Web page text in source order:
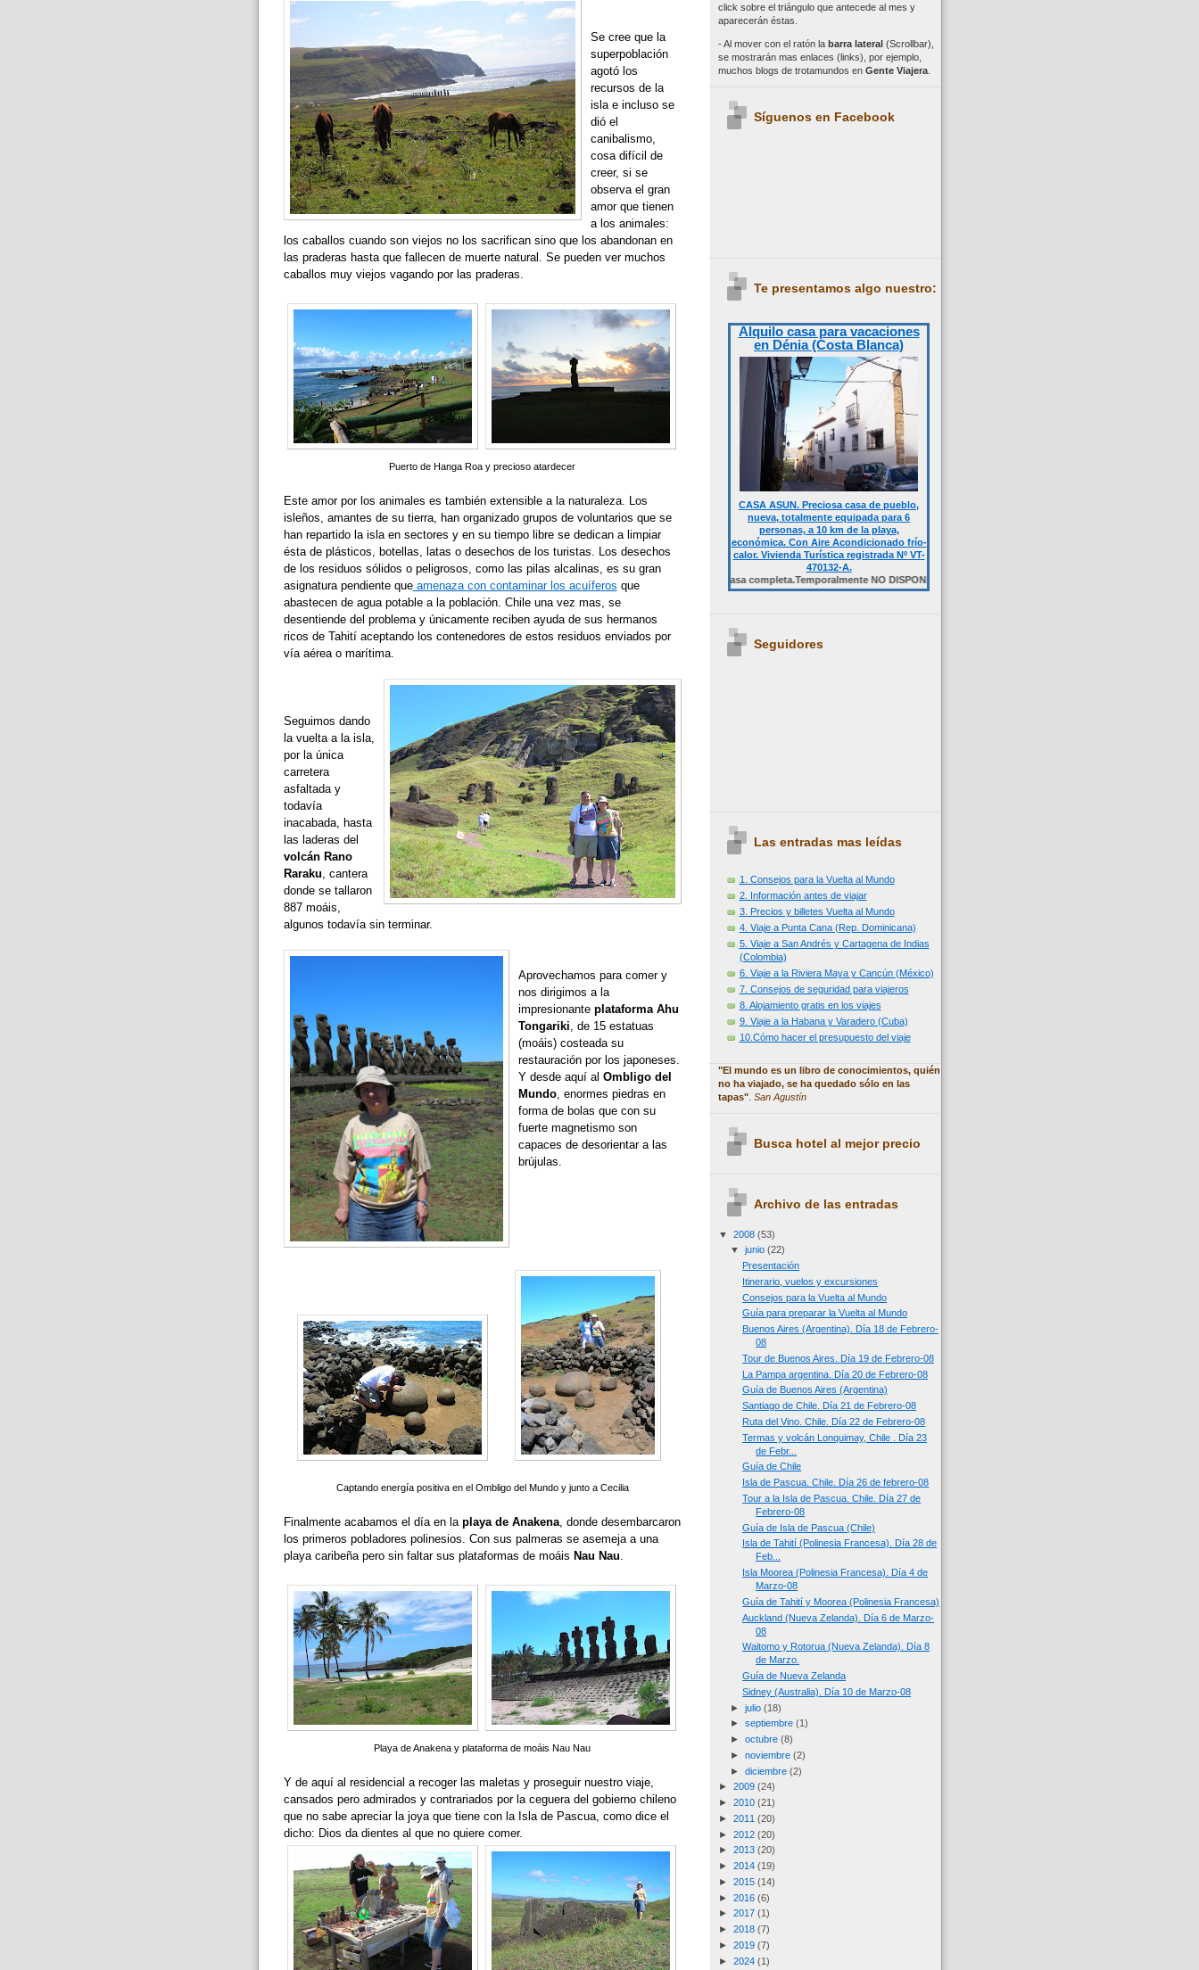
Se cree que la
superpoblación
agotó los
recursos de la
isla e incluso se
dió el
canibalismo,
cosa difícil de
creer, si se
observa el gran
amor que tienen
a los animales:
los caballos cuando son viejos no los sacrifican sino que los abandonan en
las praderas hasta que fallecen de muerte natural. Se pueden ver muchos
caballos muy viejos vagando por las praderas.
Puerto de Hanga Roa y precioso atardecer
Este amor por los animales es también extensible a la naturaleza. Los
isleños, amantes de su tierra, han organizado grupos de voluntarios que se
han repartido la isla en sectores y en su tiempo libre se dedican a limpiar
ésta de plásticos, botellas, latas o desechos de los turistas. Los desechos
de los residuos sólidos o peligrosos, como las pilas alcalinas, es su gran
asignatura pendiente queamenaza con contaminar los acuíferos que
abastecen de agua potable a la población. Chile una vez mas, se
desentiende del problema y únicamente reciben ayuda de sus hermanos
ricos de Tahití aceptando los contenedores de estos residuos enviados por
vía aérea o marítima.
Seguimos dando
la vuelta a la isla,
por la única
carretera
asfaltada y
todavía
inacabada, hasta
las laderas del
volcán Rano
Raraku , cantera
donde se tallaron
887 moáis,
algunos todavía sin terminar.
Aprovechamos para comer y
nos dirigimos a la
impresionante plataforma Ahu
Tongariki , de 15 estatuas
(moáis) costeada su
restauración por los japoneses.
Y desde aquí al Ombligo del
Mundo, enormes piedras en
forma de bolas que con su
fuerte magnetismo son
capaces de desorientar a las
brújulas.
Captando energía positiva en el Ombligo del Mundo y junto a Cecilia
Finalmente acabamos el día en laplaya de Anakena, donde desembarcaron
los primeros pobladores polinesios. Con sus palmeras se asemeja a una
playa caribeña pero sin faltar sus plataformas de moáis Nau Nau
Playa de Anakena y plataforma de moáis Nau Nau
Y de aquí al residencial a recoger las maletas y proseguir nuestro viaje,
cansados pero admirados y contrariados por la ceguera del gobierno chileno
que no sabe apreciar la joya que tiene con la Isla de Pascua, como dice el
dicho: Dios da dientes al que no quiere comer.
click sobre el triángulo que antecede al mes y
aparecerán éstas.
- Al mover con el ratón la barra lateral(Scrollbar),
se mostrarán mas enlaces (links), por ejemplo,
muchos blogs de trotamundos en Gente Viajera.
Síguenos en Facebook
Te presentamos algo nuestro:
Alquilo casa para vacaciones
en Dénia (Costa Blanca)
CASA ASUN. Preciosa casa de pueblo,
nueva, totalmente equipada para 6
personas, a 10 km de la playa,
económica. Con Aire Acondicionado frío-
calor. Vivienda Turística registrada Nº VT-
470132-A.
Desde 700 € quincena casa completa.Temporalmente NO DISPONIBLE. Haga click sobre la foto.
Seguidores
Las entradas mas leídas
1. Consejos para la Vuelta al Mundo
2. Información antes de viajar
3. Precios y billetes Vuelta al Mundo
4. Viaje a Punta Cana (Rep. Dominicana)
5. Viaje a San Andrés y Cartagena de Indias
(Colombia)
6. Viaje a la Riviera Maya y Cancún (México)
7. Consejos de seguridad para viajeros
8. Alojamiento gratis en los viajes
9. Viaje a la Habana y Varadero (Cuba)
10.Cómo hacer el presupuesto del viaje
"El mundo es un libro de conocimientos, quién
no ha viajado, se ha quedado sólo en las
tapas". San Agustín
Busca hotel al mejor precio
Archivo de las entradas
▼ 2008 (53)
▼ junio (22)
Presentación
Itinerario, vuelos y excursiones
Consejos para la Vuelta al Mundo
Guía para preparar la Vuelta al Mundo
Buenos Aires (Argentina). Día 18 de Febrero-
08
Tour de Buenos Aires. Día 19 de Febrero-08
La Pampa argentina. Día 20 de Febrero-08
Guía de Buenos Aires (Argentina)
Santiago de Chile. Día 21 de Febrero-08
Ruta del Vino. Chile. Día 22 de Febrero-08
Termas y volcán Lonquimay, Chile . Día 23
de Febr...
Guía de Chile
Isla de Pascua. Chile. Día 26 de febrero-08
Tour a la Isla de Pascua. Chile. Día 27 de
Febrero-08
Guía de Isla de Pascua (Chile)
Isla de Tahití (Polinesia Francesa). Día 28 de
Feb...
Isla Moorea (Polinesia Francesa). Día 4 de
Marzo-08
Guía de Tahití y Moorea (Polinesia Francesa)
Auckland (Nueva Zelanda). Día 6 de Marzo-
08
Waitomo y Rotorua (Nueva Zelanda). Día 8
de Marzo.
Guía de Nueva Zelanda
Sidney (Australia). Día 10 de Marzo-08
► julio (18)
► septiembre (1)
► octubre (8)
► noviembre (2)
► diciembre (2)
► 2009 (24)
► 2010 (21)
► 2011 (20)
► 2012 (20)
► 2013 (20)
► 2014 (19)
► 2015 (14)
► 2016 (6)
► 2017 (1)
► 2018 (7)
► 2019 (7)
► 2024 (1)